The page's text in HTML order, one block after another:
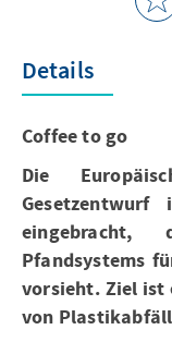
Details
Coffee to go
Die
Gesetzentwurf
Pfandsystems
vorsieht. Ziel ist
von